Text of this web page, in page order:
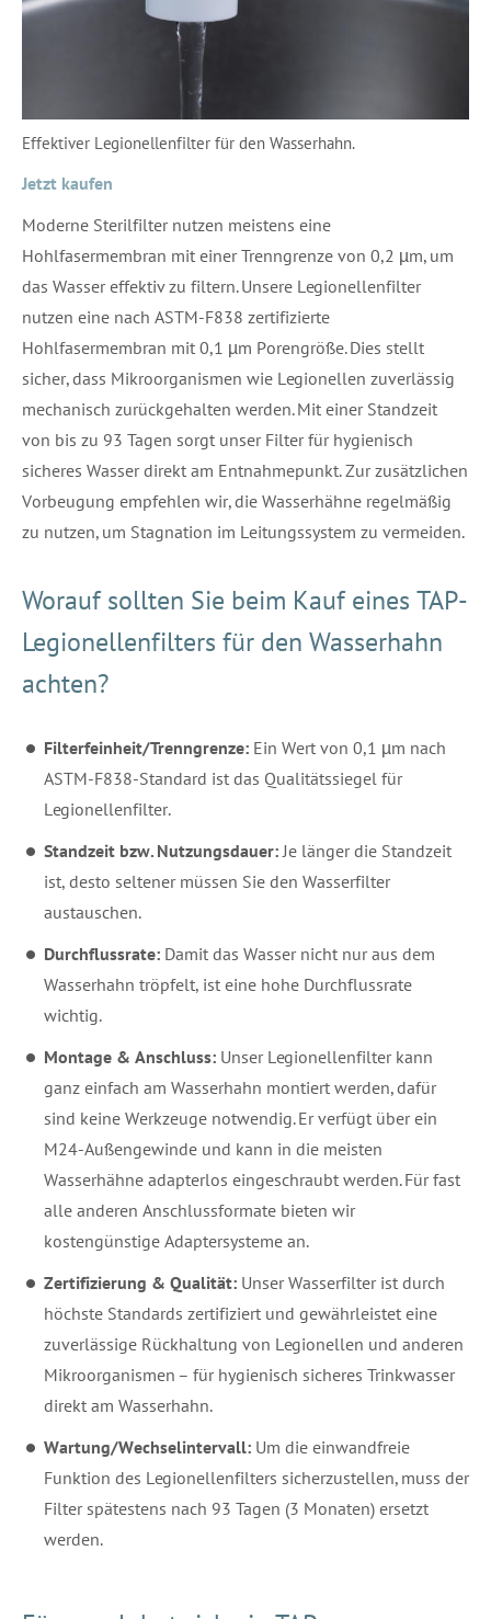
Effektiver Legionellenfilter für den Wasserhahn.
Jetzt kaufen
Moderne Sterilfilter nutzen meistens eine
Hohlfasermembran mit einer Trenngrenze von 0,2 µm, um
das Wasser effektiv zu filtern. Unsere Legionellenfilter
nutzen eine nach ASTM-F838 zertifizierte
Hohlfasermembran mit 0,1 µm Porengröße. Dies stellt
sicher, dass Mikroorganismen wie Legionellen zuverlässig
mechanisch zurückgehalten werden. Mit einer Standzeit
von bis zu 93 Tagen sorgt unser Filter für hygienisch
sicheres Wasser direkt am Entnahmepunkt. Zur zusätzlichen
Vorbeugung empfehlen wir, die Wasserhähne regelmäßig
zu nutzen, um Stagnation im Leitungssystem zu vermeiden.
Worauf sollten Sie beim Kauf eines TAP-
Legionellenfilters für den Wasserhahn
achten?
Filterfeinheit/Trenngrenze: Ein Wert von 0,1 µm nach
ASTM-F838-Standard ist das Qualitätssiegel für
Legionellenfilter.
Standzeit bzw. Nutzungsdauer:Je länger die Standzeit
ist, desto seltener müssen Sie den Wasserfilter
austauschen.
Durchflussrate: Damit das Wasser nicht nur aus dem
Wasserhahn tröpfelt, ist eine hohe Durchflussrate
wichtig.
Montage & Anschluss: Unser Legionellenfilter kann
ganz einfach am Wasserhahn montiert werden, dafür
sind keine Werkzeuge notwendig. Er verfügt über ein
M24-Außengewinde und kann in die meisten
Wasserhähne adapterlos eingeschraubt werden. Für fast
alle anderen Anschlussformate bieten wir
kostengünstige Adaptersysteme an.
Zertifizierung & Qualität: Unser Wasserfilter ist durch
höchste Standards zertifiziert und gewährleistet eine
zuverlässige Rückhaltung von Legionellen und anderen
Mikroorganismen – für hygienisch sicheres Trinkwasser
direkt am Wasserhahn.
Wartung/Wechselintervall: Um die einwandfreie
Funktion des Legionellenfilters sicherzustellen, muss der
Filter spätestens nach 93 Tagen (3 Monaten) ersetzt
werden.